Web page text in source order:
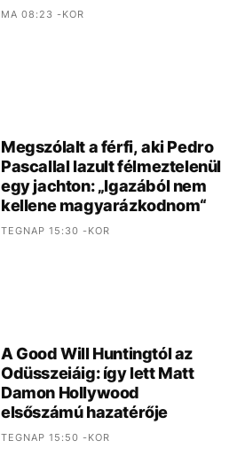
MA 08:23 -KOR
Megszólalt a férfi, aki Pedro
Pascallal lazult félmeztelenül
egy jachton: „Igazából nem
kellene magyarázkodnom“
TEGNAP 15:30 -KOR
A Good Will Huntingtól az
Odüsszeiáig: így lett Matt
Damon Hollywood
elsőszámú hazatérője
TEGNAP 15:50 -KOR